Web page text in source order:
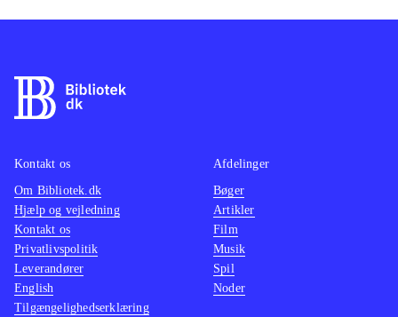
Kontakt os
Om Bibliotek.dk
Hjælp og vejledning
Kontakt os
Privatlivspolitik
Leverandører
English
Tilgængelighedserklæring
Afdelinger
Bøger
Artikler
Film
Musik
Spil
Noder